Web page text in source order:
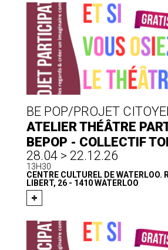
BE POP/PROJET
ATELIER THÉÂTRE
BEPOP - COLLECTIF
28.04 > 22.12.26
13H30
CENTRE CULTUREL DE WATERLOO.
LIBERT, 26 - 1410 WATERLOO